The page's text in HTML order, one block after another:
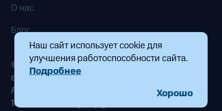
О нас
Блог
© 2026 ООО «Маркетплейс распределенных
вычислений». Все права защищены
Адрес: 115432, г. Москва, пр-кт Андропова, д.
18, к. 9 Почта:
Наш сайт использует cookie для
улучшения работоспособности сайта.
Подробнее
Хорошо